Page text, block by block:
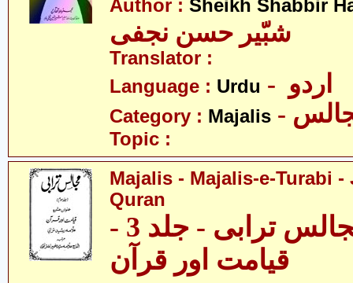
Author : Sheikh Shabbir
شبّیر حسن نجفی
Translator :
Language : Urdu
Category : Majalis
Topic :
Majalis - Majalis-e-Turabi -
Quran
مجالس - مجالس ترابی - جلد 3 -